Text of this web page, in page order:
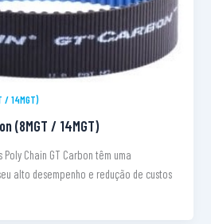
/ 14MGT)
(8MGT / 14MGT)
Chain GT Carbon têm uma
alto desempenho e redução de custos